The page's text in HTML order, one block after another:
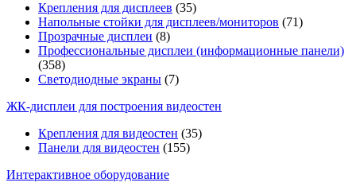
Крепления для дисплеев (35)
Напольные стойки для дисплеев/мониторов (71)
Прозрачные дисплеи (8)
Профессиональные дисплеи (информационные панели)
(358)
Светодиодные экраны (7)
ЖК-дисплеи для построения видеостен
Крепления для видеостен (35)
Панели для видеостен (155)
Интерактивное оборудование